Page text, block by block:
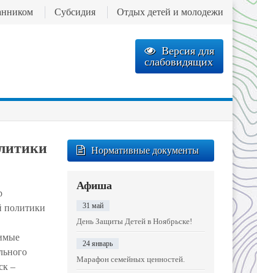
Версия для
слабовидящих
Субсидия Отдых детей и молодежи
политики
–
Нормативные документы
Афиша
31 май
День Защиты Детей в Ноябрьске!
24 январь
Марафон семейных ценностей.